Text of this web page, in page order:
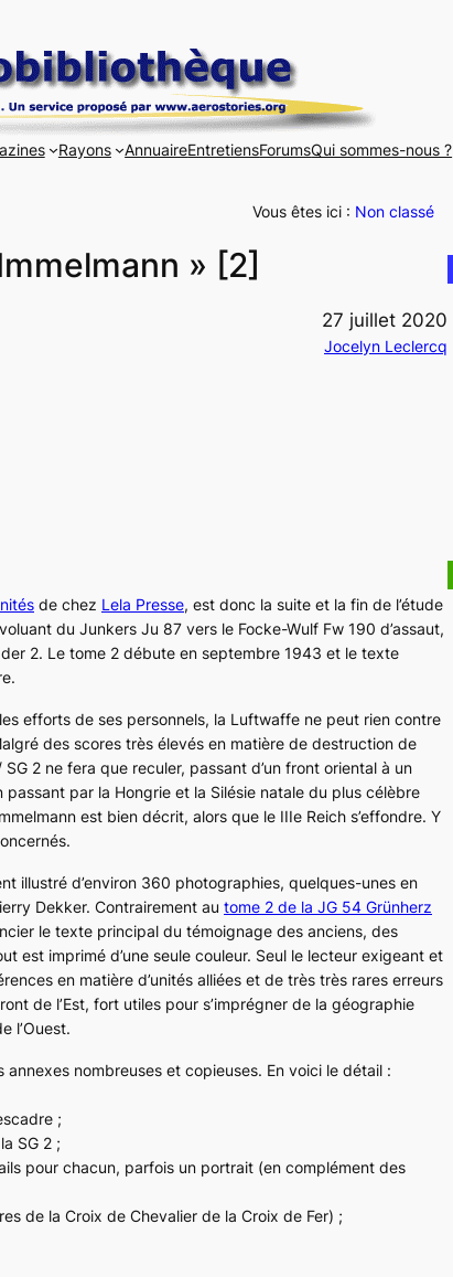
Rayons AnnuaireEntretiensForumsQui sommes-nous ?
Vous êtes ici : Non classé
» [2]
27 juillet 2020
Jocelyn Leclercq
de chez Lela Presse, est donc la suite et la fin de l’étude
du Junkers Ju 87 vers le Focke-Wulf Fw 190 d’assaut,
2. Le tome 2 débute en septembre 1943 et le texte
efforts de ses personnels, la Luftwaffe ne peut rien contre
des scores très élevés en matière de destruction de
SG 2 ne fera que reculer, passant d’un front oriental à un
par la Hongrie et la Silésie natale du plus célèbre
est bien décrit, alors que le IIIe Reich s’effondre. Y
illustré d’environ 360 photographies, quelques-unes en
Dekker. Contrairement au tome 2 de la JG 54 Grünherz
le texte principal du témoignage des anciens, des
est imprimé d’une seule couleur. Seul le lecteur exigeant et
en matière d’unités alliées et de très très rares erreurs
de l’Est, fort utiles pour s’imprégner de la géographie
l’Ouest.
nombreuses et copieuses. En voici le détail :
;
SG 2 ;
pour chacun, parfois un portrait (en complément des
de la Croix de Chevalier de la Croix de Fer) ;